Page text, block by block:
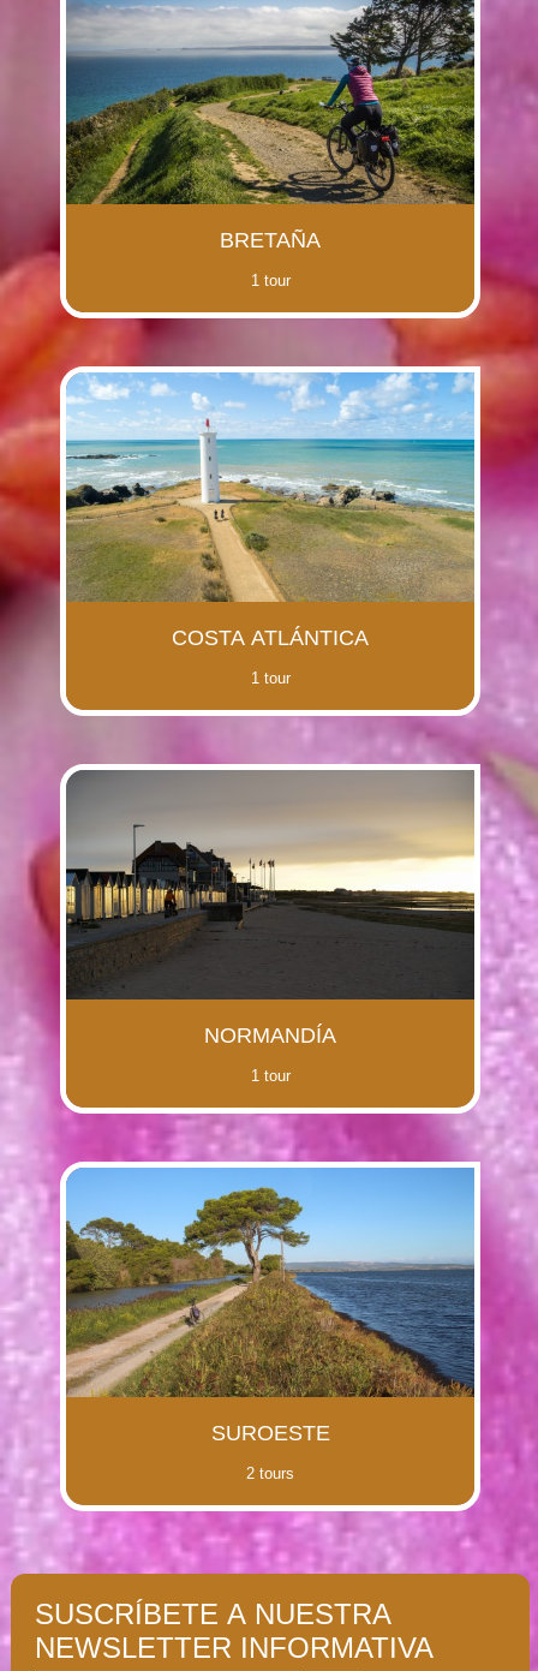
BRETAÑA
1 tour
COSTA ATLÁNTICA
1 tour
NORMANDÍA
1 tour
SUROESTE
2 tours
SUSCRÍBETE A NUESTRA
NEWSLETTER INFORMATIVA